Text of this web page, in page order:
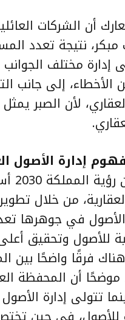
أن الشركات
نتيجة تعدد
إدارة مختلف
الأخطاء، إلى جانب
لأن الصبر
إدارة الأصول
من خلال
الأصول في جوهرها
للأصول وتحقيق
فرقًا واضحًا بين
موضحًا أن المحفظة
تتولى إدارة